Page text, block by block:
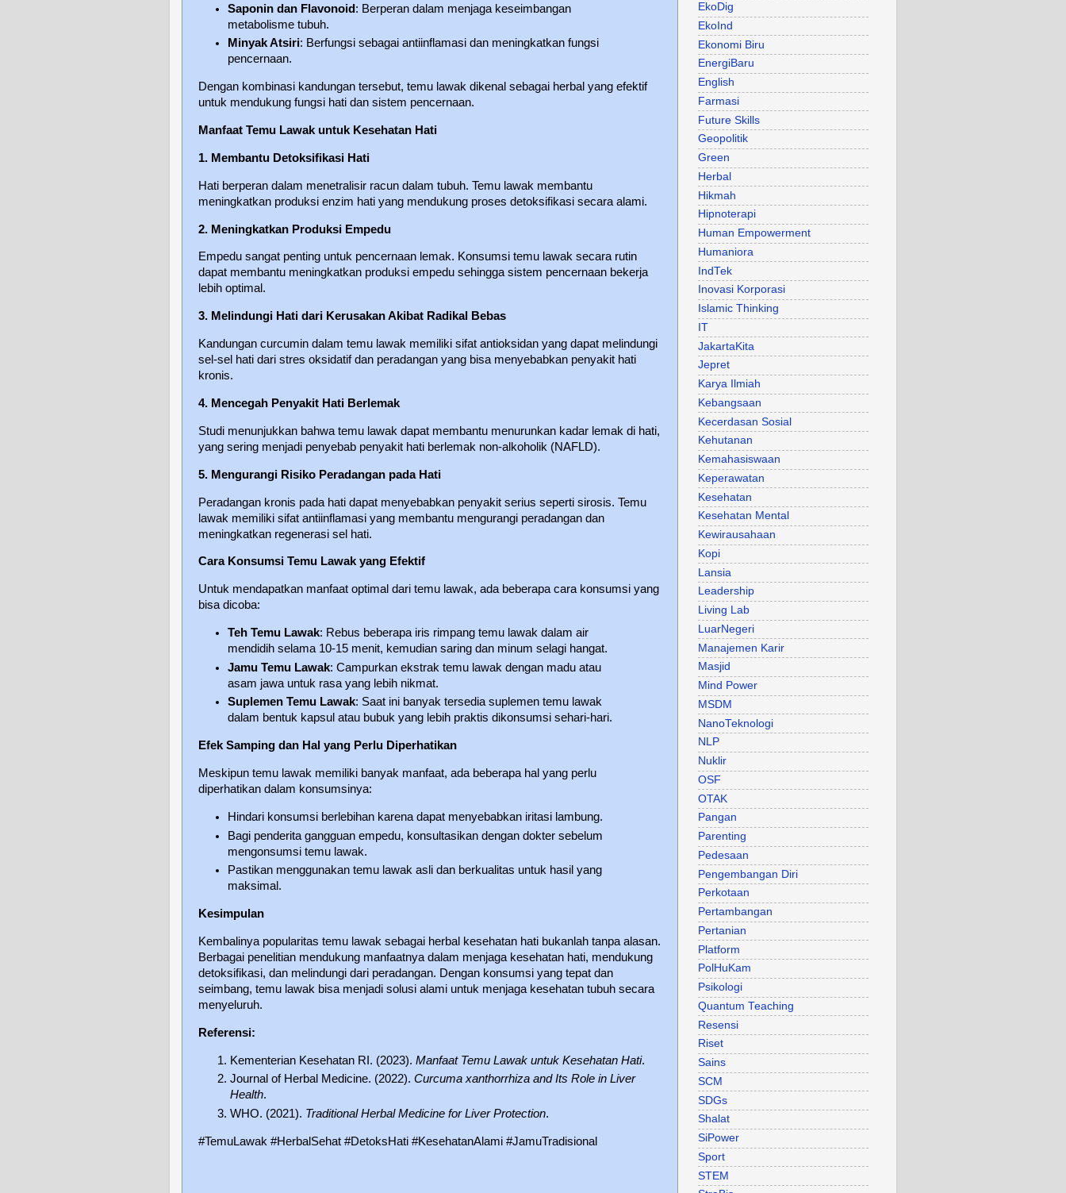
Saponin dan Flavonoid : Berperan dalam menjaga keseimbangan
metabolisme tubuh.
Minyak Atsiri: Berfungsi sebagai antiinflamasi dan meningkatkan fungsi
pencernaan.
Dengan kombinasi kandungan tersebut, temu lawak dikenal sebagai herbal yang efektif
untuk mendukung fungsi hati dan sistem pencernaan.
Manfaat Temu Lawak untuk Kesehatan Hati
1. Membantu Detoksifikasi Hati
Hati berperan dalam menetralisir racun dalam tubuh. Temu lawak membantu
meningkatkan produksi enzim hati yang mendukung proses detoksifikasi secara alami.
2. Meningkatkan Produksi Empedu
Empedu sangat penting untuk pencernaan lemak. Konsumsi temu lawak secara rutin
dapat membantu meningkatkan produksi empedu sehingga sistem pencernaan bekerja
lebih optimal.
3. Melindungi Hati dari Kerusakan Akibat Radikal Bebas
Kandungan curcumin dalam temu lawak memiliki sifat antioksidan yang dapat melindungi
sel-sel hati dari stres oksidatif dan peradangan yang bisa menyebabkan penyakit hati
kronis.
4. Mencegah Penyakit Hati Berlemak
Studi menunjukkan bahwa temu lawak dapat membantu menurunkan kadar lemak di hati,
yang sering menjadi penyebab penyakit hati berlemak non-alkoholik (NAFLD).
5. Mengurangi Risiko Peradangan pada Hati
Peradangan kronis pada hati dapat menyebabkan penyakit serius seperti sirosis. Temu
lawak memiliki sifat antiinflamasi yang membantu mengurangi peradangan dan
meningkatkan regenerasi sel hati.
Cara Konsumsi Temu Lawak yang Efektif
Untuk mendapatkan manfaat optimal dari temu lawak, ada beberapa cara konsumsi yang
bisa dicoba:
Teh Temu Lawak: Rebus beberapa iris rimpang temu lawak dalam air
mendidih selama 10-15 menit, kemudian saring dan minum selagi hangat.
Jamu Temu Lawak: Campurkan ekstrak temu lawak dengan madu atau
asam jawa untuk rasa yang lebih nikmat.
Suplemen Temu Lawak: Saat ini banyak tersedia suplemen temu lawak
dalam bentuk kapsul atau bubuk yang lebih praktis dikonsumsi sehari-hari.
Efek Samping dan Hal yang Perlu Diperhatikan
Meskipun temu lawak memiliki banyak manfaat, ada beberapa hal yang perlu
diperhatikan dalam konsumsinya:
Hindari konsumsi berlebihan karena dapat menyebabkan iritasi lambung.
Bagi penderita gangguan empedu, konsultasikan dengan dokter sebelum
mengonsumsi temu lawak.
Pastikan menggunakan temu lawak asli dan berkualitas untuk hasil yang
maksimal.
Kesimpulan
Kembalinya popularitas temu lawak sebagai herbal kesehatan hati bukanlah tanpa alasan.
Berbagai penelitian mendukung manfaatnya dalam menjaga kesehatan hati, mendukung
detoksifikasi, dan melindungi dari peradangan. Dengan konsumsi yang tepat dan
seimbang, temu lawak bisa menjadi solusi alami untuk menjaga kesehatan tubuh secara
menyeluruh.
Referensi:
Kementerian Kesehatan RI. (2023). Manfaat Temu Lawak untuk Kesehatan Hati.
Journal of Herbal Medicine. (2022). Curcuma xanthorrhiza and Its Role in Liver
Health.
WHO. (2021). Traditional Herbal Medicine for Liver Protection.
#TemuLawak #HerbalSehat #DetoksHati #KesehatanAlami #JamuTradisional
EkoDig
EkoInd
Ekonomi Biru
EnergiBaru
English
Farmasi
Future Skills
Geopolitik
Green
Herbal
Hikmah
Hipnoterapi
Human Empowerment
Humaniora
IndTek
Inovasi Korporasi
Islamic Thinking
IT
JakartaKita
Jepret
Karya Ilmiah
Kebangsaan
Kecerdasan Sosial
Kehutanan
Kemahasiswaan
Keperawatan
Kesehatan
Kesehatan Mental
Kewirausahaan
Kopi
Lansia
Leadership
Living Lab
LuarNegeri
Manajemen Karir
Masjid
Mind Power
MSDM
NanoTeknologi
NLP
Nuklir
OSF
OTAK
Pangan
Parenting
Pedesaan
Pengembangan Diri
Perkotaan
Pertambangan
Pertanian
Platform
PolHuKam
Psikologi
Quantum Teaching
Resensi
Riset
Sains
SCM
SDGs
Shalat
SiPower
Sport
STEM